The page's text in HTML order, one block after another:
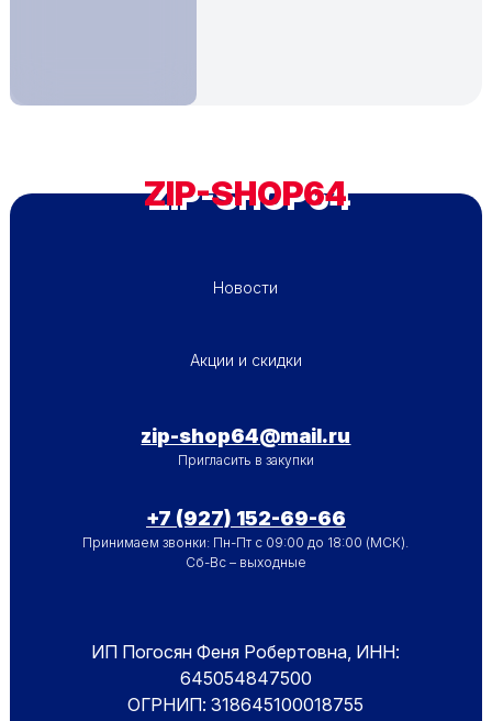
ZIP-SHOP64
Новости
ПОДВАЛ - МЕНЮ 2Акции и скидки
zip-shop64@mail.ru
Пригласить в закупки
+7 (927) 152-69-66
Принимаем звонки: Пн-Пт с 09:00 до 18:00 (МСК).
Сб-Вс – выходные
ИП Погосян Феня Робертовна, ИНН:
645054847500
ОГРНИП: 318645100018755